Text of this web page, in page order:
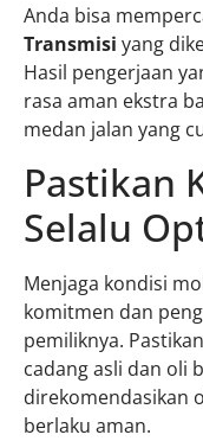
Anda bisa
Transmisi yang
Hasil pengerjaan
rasa aman ekstra
medan jalan yang
Pastikan
Selalu
Menjaga kondisi
komitmen dan
pemiliknya.
cadang asli dan oli
direkomendasikan
berlaku aman.